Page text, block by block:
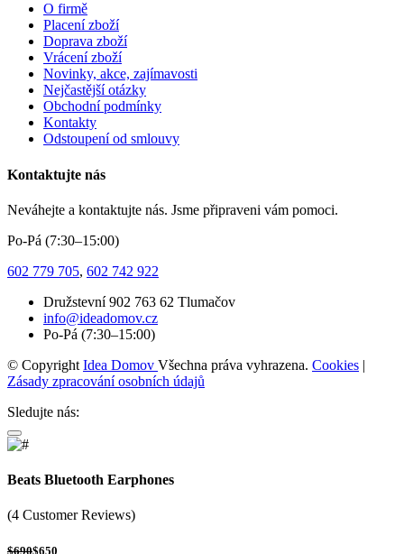
O firmě
Placení zboží
Doprava zboží
Vrácení zboží
Novinky, akce, zajímavosti
Nejčastější otázky
Obchodní podmínky
Kontakty
Odstoupení od smlouvy
Kontaktujte nás
Neváhejte a kontaktujte nás. Jsme připraveni vám pomoci.
Po-Pá (7:30–15:00)
602 779 705, 602 742 922
Družstevní 902 763 62 Tlumačov
info@ideadomov.cz
Po-Pá (7:30–15:00)
© Copyright Idea Domov Všechna práva vyhrazena. Cookies |
Zásady zpracování osobních údajů
Sledujte nás:
Beats Bluetooth Earphones
(4 Customer Reviews)
$690$650